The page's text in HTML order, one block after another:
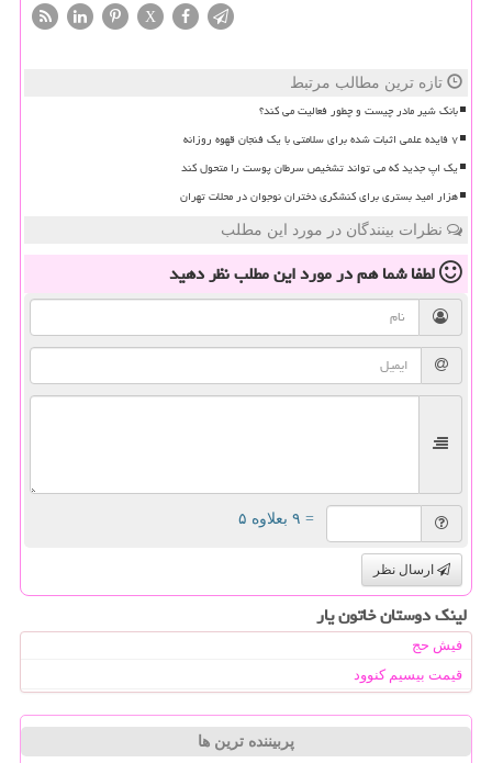
X
تازه ترین مطالب مرتبط
بانک شیر مادر چیست و چطور فعالیت می کند؟
۷ فایده علمی اثبات شده برای سلامتی با یک فنجان قهوه روزانه
یک اپ جدید که می تواند تشخیص سرطان پوست را متحول کند
هزار امید بستری برای کنشگری دختران نوجوان در محلات تهران
نظرات بینندگان در مورد این مطلب
لطفا شما همدر مورد این مطلبنظر دهید
= ۹ بعلاوه ۵
ارسال نظر
لینک دوستان خاتون یار
فیش حج
قیمت بیسیم کنوود
پربیننده ترین ها